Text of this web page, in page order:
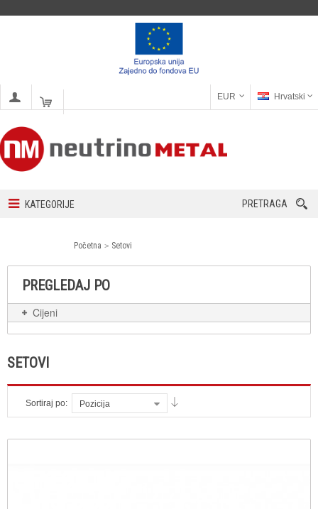
EUR Hrvatski
KATEGORIJE PRETRAGA
Početna Setovi
PREGLEDAJ PO
Cijeni
SETOVI
Sortiraj po: Pozicija